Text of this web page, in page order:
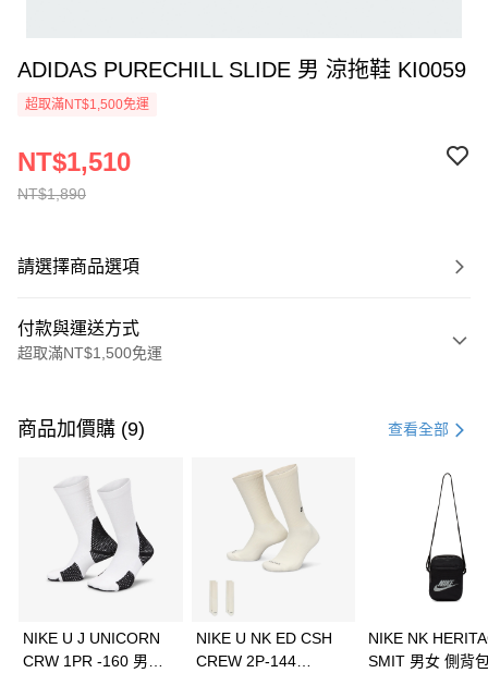
ADIDAS PURECHILL SLIDE 男 涼拖鞋 KI0059
超取滿NT$1,500免運
NT$1,890
NT$1,510
請選擇商品選項
付款與運送方式
超取滿NT$1,500免運
信用卡一次付款
3 期 0 利率 每期 21家銀行
合作金庫商業銀行
第一商業銀行
華南商業銀行
彰化商業銀行
上海商業儲蓄銀行
Apple Pay
全盈+PAY
商品加價購 (9) 查看全部
NIKE U J UNICORN
CRW 1PR -160 男女
NIKE U NK ED CSH
CREW 2P-144
NIKE NK
SMIT 男女 側背